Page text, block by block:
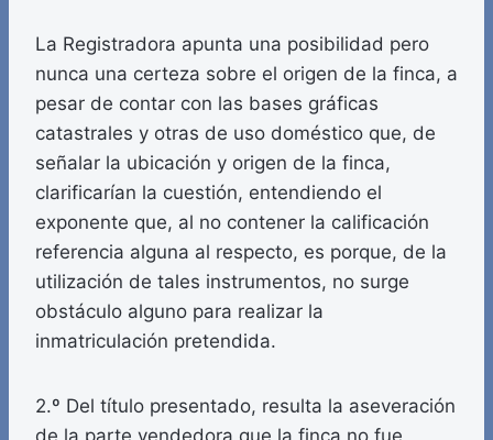
La Registradora apunta una posibilidad pero
nunca una certeza sobre el origen de la finca, a
pesar de contar con las bases gráficas
catastrales y otras de uso doméstico que, de
señalar la ubicación y origen de la finca,
clarificarían la cuestión, entendiendo el
exponente que, al no contener la calificación
referencia alguna al respecto, es porque, de la
utilización de tales instrumentos, no surge
obstáculo alguno para realizar la
inmatriculación pretendida.
2.º Del título presentado, resulta la aseveración